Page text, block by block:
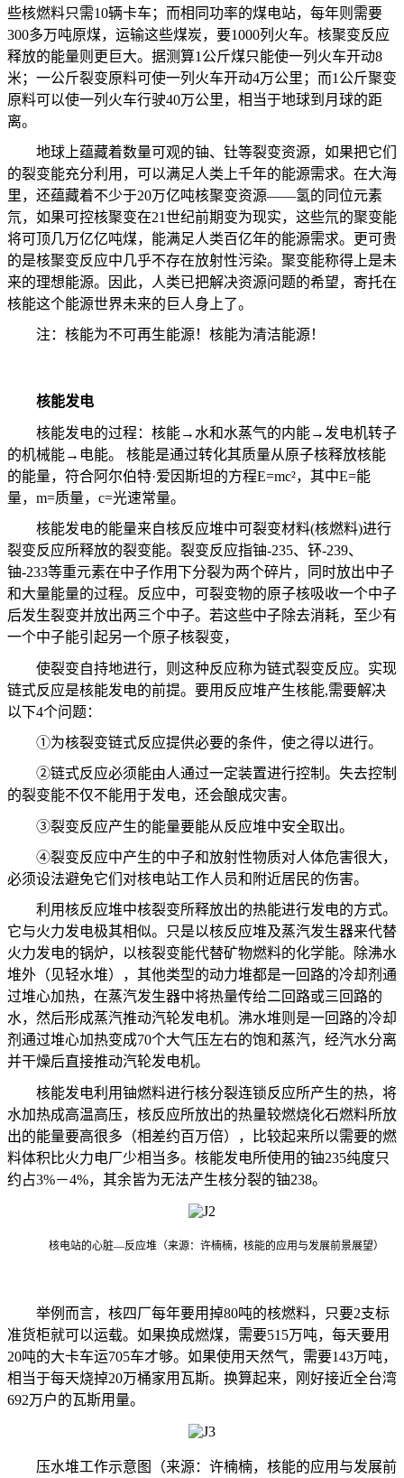
些核燃料只需10辆卡车；而相同功率的煤电站，每年则需要
300多万吨原煤，运输这些煤炭，要1000列火车。核聚变反应
释放的能量则更巨大。据测算1 公斤煤只能使一列火车开动8
米；一公斤裂变原料可使一列火车开动4万公里；而1 公斤聚变
原料可以使一列火车行驶40万公里，相当于地球到月球的距
离。
地球上蕴藏着数量可观的铀、钍等裂变资源，如果把它们
的裂变能充分利用，可以满足人类上千年的能源需求。在大海
里，还蕴藏着不少于20万亿吨核聚变资源——氢的同位元素
氘，如果可控核聚变在21世纪前期变为现实，这些氘的聚变能
将可顶几万亿亿吨煤，能满足人类百亿年的能源需求。更可贵
的是核聚变反应中几乎不存在放射性污染。聚变能称得上是未
来的理想能源。因此，人类已把解决资源问题的希望，寄托在
核能这个能源世界未来的巨人身上了。
注：核能为不可再生能源！核能为清洁能源！
核能发电
核能发电的过程：核能→水和水蒸气的内能→发电机转子
的机械能→电能。
核能是通过转化其质量从原子核释放核能
的能量，符合阿尔伯特·爱因斯坦的方程E=mc²，其中E=能
量， m=质量， c=光速常量。
核能发电的能量来自核反应堆中可裂变材料(核燃料)进行
裂变反应所释放的裂变能。裂变反应指铀-235、钚-239、
铀-233等重元素在中子作用下分裂为两个碎片，同时放出中子
和大量能量的过程。反应中，可裂变物的原子核吸收一个中子
后发生裂变并放出两三个中子。若这些中子除去消耗，至少有
一个中子能引起另一个原子核裂变，
使裂变自持地进行，则这种反应称为链式裂变反应。实现
链式反应是核能发电的前提。要用反应堆产生核能,需要解决
以下4个问题：
①为核裂变链式反应提供必要的条件，使之得以进行。
②链式反应必须能由人通过一定装置进行控制。失去控制
的裂变能不仅不能用于发电，还会酿成灾害。
③裂变反应产生的能量要能从反应堆中安全取出。
④裂变反应中产生的中子和放射性物质对人体危害很大，
必须设法避免它们对核电站工作人员和附近居民的伤害。
利用核反应堆中核裂变所释放出的热能进行发电的方式。
它与火力发电极其相似。只是以核反应堆及蒸汽发生器来代替
火力发电的锅炉，以核裂变能代替矿物燃料的化学能。除沸水
堆外（见轻水堆），其他类型的动力堆都是一回路的冷却剂通
过堆心加热，在蒸汽发生器中将热量传给二回路或三回路的
水，然后形成蒸汽推动汽轮发电机。沸水堆则是一回路的冷却
剂通过堆心加热变成70个大气压左右的饱和蒸汽，经汽水分离
并干燥后直接推动汽轮发电机。
核能发电利用铀燃料进行核分裂连锁反应所产生的热，将
水加热成高温高压，核反应所放出的热量较燃烧化石燃料所放
出的能量要高很多（相差约百万倍），比较起来所以需要的燃
料体积比火力电厂少相当多。核能发电所使用的铀235纯度只
约占3%－4%，其余皆为无法产生核分裂的铀238。
核电站的心脏—反应堆（来源：许楠楠，核能的应用与发展前景展望）
举例而言，核四厂每年要用掉80吨的核燃料，只要2支标
准货柜就可以运载。如果换成燃煤，需要515万吨，每天要用
20吨的大卡车运705车才够。如果使用天然气，需要143万吨，
相当于每天烧掉20万桶家用瓦斯。换算起来，刚好接近全台湾
692万户的瓦斯用量。
压水堆工作示意图（来源：许楠楠，核能的应用与发展前